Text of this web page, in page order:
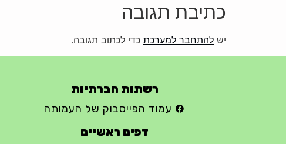
כתיבת תגובה
יש להתחבר למערכת כדי לכתוב תגובה.
רשתות חברתיות
עמוד הפייסבוק של העמותה
דפים ראשיים